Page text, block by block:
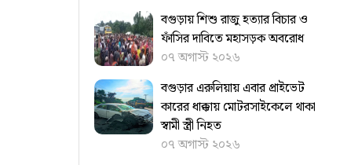
বগুড়ায় শিশু রাজু হত্যার বিচার ও
ফাঁসির দাবিতে মহাসড়ক অবরোধ
০৭ অগাস্ট ২০২৬
বগুড়ার এরুলিয়ায় এবার প্রাইভেট
কারের ধাক্কায় মোটরসাইকেলে থাকা
স্বামী স্ত্রী নিহত
০৭ অগাস্ট ২০২৬